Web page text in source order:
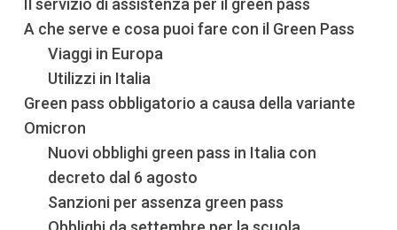
Il servizio di assistenza per il green pass
A che serve e cosa puoi fare con il Green Pass
Viaggi in Europa
Utilizzi in Italia
Green pass obbligatorio a causa della variante
Omicron
Nuovi obblighi green pass in Italia con
decreto dal 6 agosto
Sanzioni per assenza green pass